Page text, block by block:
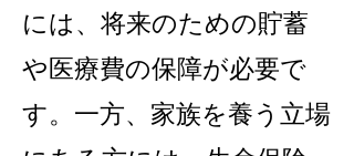
には、将来のための貯蓄
や医療費の保障が必要で
す。一方、家族を養う立場